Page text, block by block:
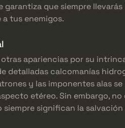
que siempre llevarás
tus enemigos.
otras apariencias por su
detalladas calcomanías
y las imponentes alas se
etéreo. Sin embargo, no
siempre significan la